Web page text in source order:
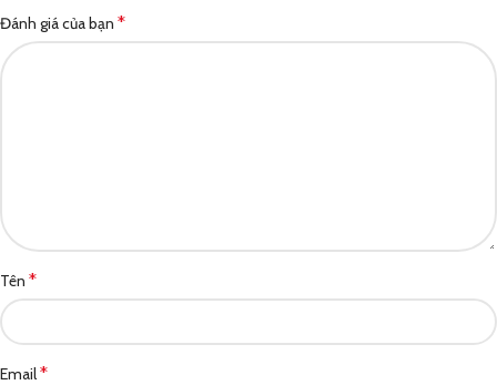
Đánh giá của bạn *
Tên *
Email*